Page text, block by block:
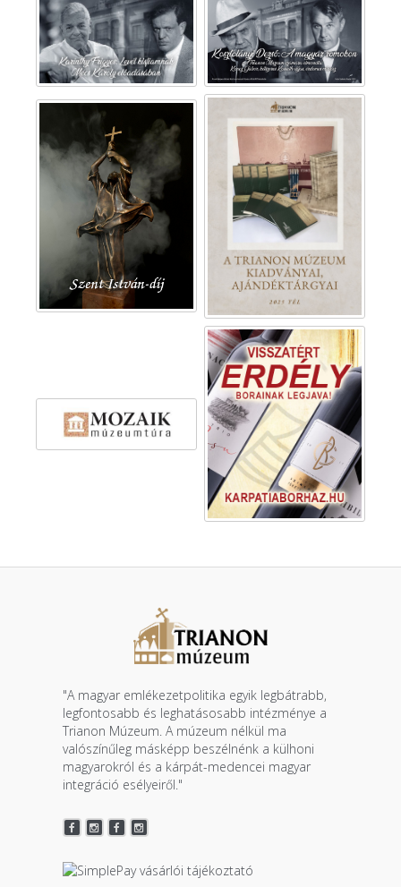
"A magyar emlékezetpolitika egyik legbátrabb,
legfontosabb és leghatásosabb intézménye a
Trianon Múzeum. A múzeum nélkül ma
valószínűleg másképp beszélnénk a külhoni
magyarokról és a kárpát-medencei magyar
integráció esélyeiről."